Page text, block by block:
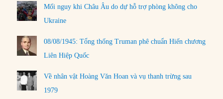
Mối nguy khi Châu Âu do dự hỗ trợ phòng không cho
Ukraine
08/08/1945: Tổng thống Truman phê chuẩn Hiến chương
Liên Hiệp Quốc
Về nhân vật Hoàng Văn Hoan và vụ thanh trừng sau
1979